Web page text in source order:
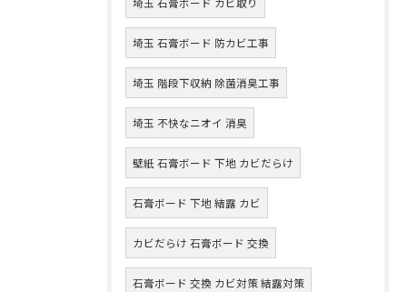
埼玉 石膏ボード 防カビ工事
埼玉 階段下収納 除菌消臭工事
埼玉 不快なニオイ 消臭
壁紙 石膏ボード 下地 カビだらけ
石膏ボード 下地 結露 カビ
カビだらけ 石膏ボード 交換
石膏ボード 交換 カビ対策 結露対策